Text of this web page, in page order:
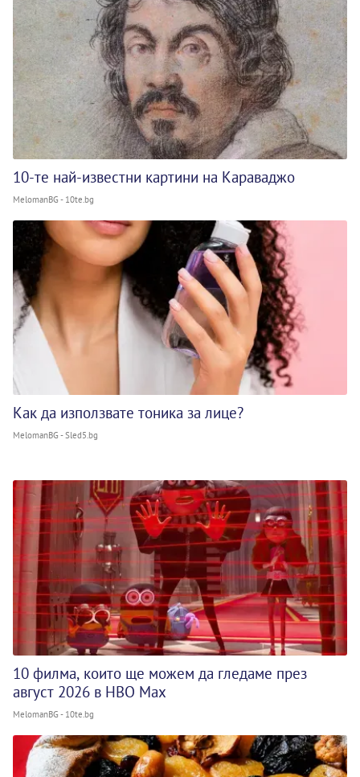
10-те най-известни картини на Караваджо
MelomanBG - 10te.bg
Как да използвате тоника за лице?
MelomanBG - Sled5.bg
10 филма, които ще можем да гледаме през
август 2026 в HBO Max
MelomanBG - 10te.bg